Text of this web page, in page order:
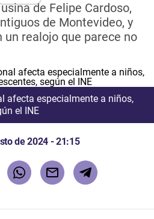
de Felipe Cardoso,
de Montevideo, y
un realojo que parece no
afecta especialmente a niños,
el INE
de 2024 - 21:15